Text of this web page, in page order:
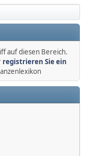
auf diesen Bereich.
registrieren Sie ein